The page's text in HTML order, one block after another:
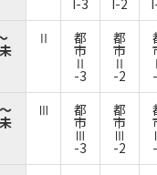
I-3 I-2
Ⅱ 都
市
Ⅱ
-3
都
市
Ⅱ
-2
Ⅲ 都
市
Ⅲ
-3
都
市
Ⅲ
-2